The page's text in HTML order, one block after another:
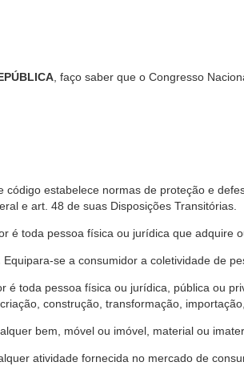
, faço saber que o Congresso
código estabelece normas de proteção e
e art. 48 de suas Disposições Transitórias.
é toda pessoa física ou jurídica que adquire
Equipara-se a consumidor a coletividade de
é toda pessoa física ou jurídica, pública ou
construção, transformação,
bem, móvel ou imóvel, material ou
atividade fornecida no mercado de